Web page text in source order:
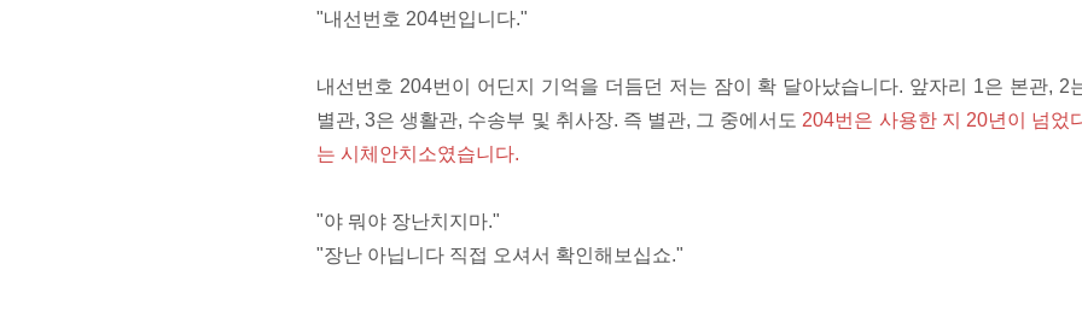
"내선번호 204번입니다."
내선번호 204번이 어딘지 기억을 더듬던 저는 잠이 확 달아났습니다. 앞자리 1은 본관, 2
별관, 3은 생활관, 수송부 및 취사장. 즉 별관, 그 중에서도 204번은 사용한 지 20년이 넘었
는 시체안치소였습니다.
"야 뭐야 장난치지마."
"장난 아닙니다 직접 오셔서 확인해보십쇼."